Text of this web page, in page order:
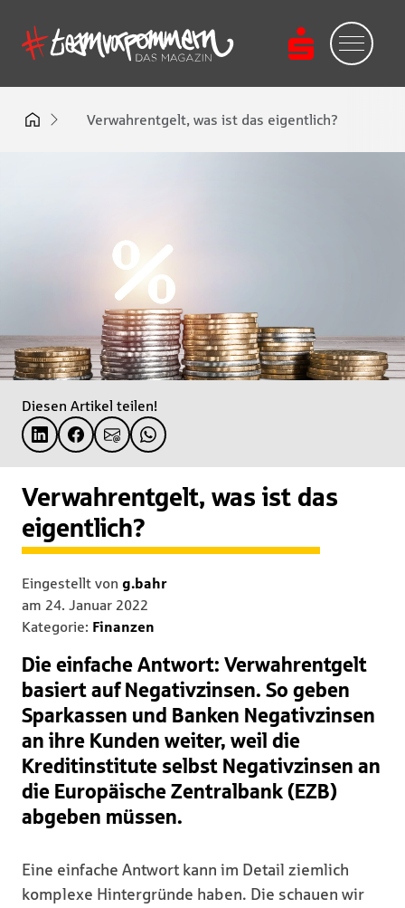
Verwahrentgelt, was ist das eigentlich?
Diesen Artikel teilen!
Verwahrentgelt, was ist das
eigentlich?
Eingestellt von g.bahr
am 24. Januar 2022
Kategorie: Finanzen
Die einfache Antwort: Verwahrentgelt
basiert auf Negativzinsen. So geben
Sparkassen und Banken Negativzinsen
an ihre Kunden weiter, weil die
Kreditinstitute selbst Negativzinsen an
die Europäische Zentralbank (EZB)
abgeben müssen.
Eine einfache Antwort kann im Detail ziemlich
komplexe Hintergründe haben. Die schauen wir